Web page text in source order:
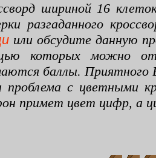
шириной 16 клеток,
разгаданного
или обсудите данную
которых можно
баллы. Приятного
проблема с цветными
примет цвет цифр, а